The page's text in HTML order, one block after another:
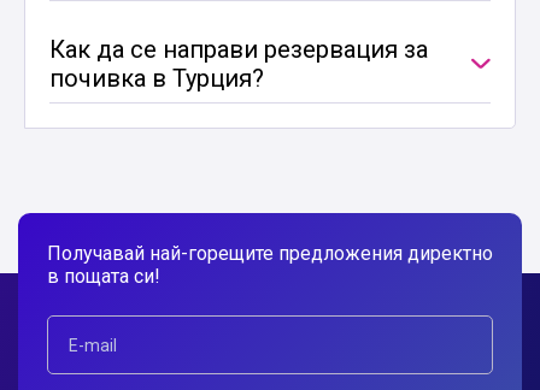
Как да се направи резервация за
почивка в Турция?
Получавай най-горещите предложения директно
в пощата си!